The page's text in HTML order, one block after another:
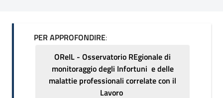
PER APPROFONDIRE:
OReIL - Osservatorio REgionale di
monitoraggio degli Infortuni e delle
malattie professionali correlate con il
Lavoro